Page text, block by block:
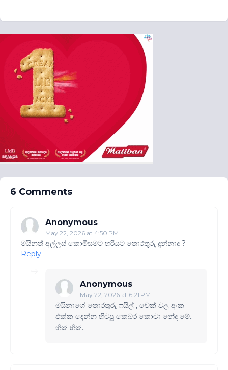
6 Comments
Anonymous
May 22, 2026 at 4:50 PM
මයිනත් අල්ලස් කොමිසමට හරියට තොරතුරු දුන්නාද ?
Reply
Anonymous
May 22, 2026 at 6:21 PM
මයිනාගේ තොරතුරු ෆයිල් , චෙක් වල අංක
එක්ක දෙන්න හිටපු කෙබර කොටා නේද මේ..
හික් හික්..